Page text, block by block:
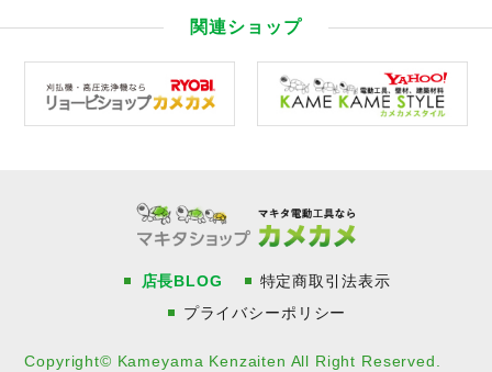
関連ショップ
店長BLOG
特定商取引法表示
プライバシーポリシー
Copyright© Kameyama Kenzaiten All Right Reserved.